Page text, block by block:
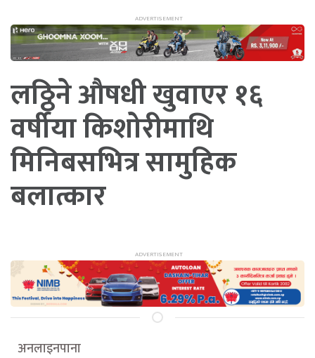
लठ्ठिने औषधी खुवाएर १६
वर्षीया किशोरीमाथि
मिनिबसभित्र सामुहिक
बलात्कार
अनलाइनपाना